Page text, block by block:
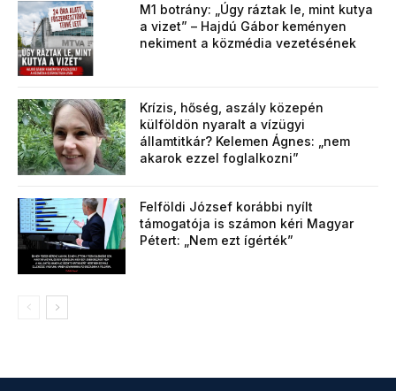
M1 botrány: „Úgy ráztak le, mint kutya
a vizet” – Hajdú Gábor keményen
nekiment a közmédia vezetésének
Krízis, hőség, aszály közepén
külföldön nyaralt a vízügyi
államtitkár? Kelemen Ágnes: „nem
akarok ezzel foglalkozni”
Felföldi József korábbi nyílt
támogatója is számon kéri Magyar
Pétert: „Nem ezt ígérték”